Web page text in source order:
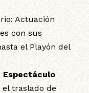
Actuación
con sus
el Playón del
Espectáculo
el traslado de